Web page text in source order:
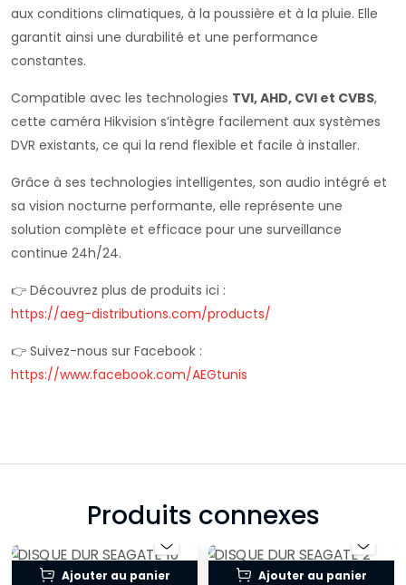
aux conditions climatiques, à la poussière et à la pluie. Elle
garantit ainsi une durabilité et une performance
constantes.
Compatible avec les technologies TVI, AHD, CVI et CVBS,
cette caméra Hikvision s’intègre facilement aux systèmes
DVR existants, ce qui la rend flexible et facile à installer.
Grâce à ses technologies intelligentes, son audio intégré et
sa vision nocturne performante, elle représente une
solution complète et efficace pour une surveillance
continue 24h/24.
👉 Découvrez plus de produits ici :
https://aeg-distributions.com/products/
👉 Suivez-nous sur Facebook :
https://www.facebook.com/AEGtunis
Produits connexes
Ajouter au panier Ajouter au panier